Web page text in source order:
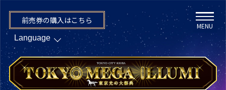
前売券の購入はこちら
MENU